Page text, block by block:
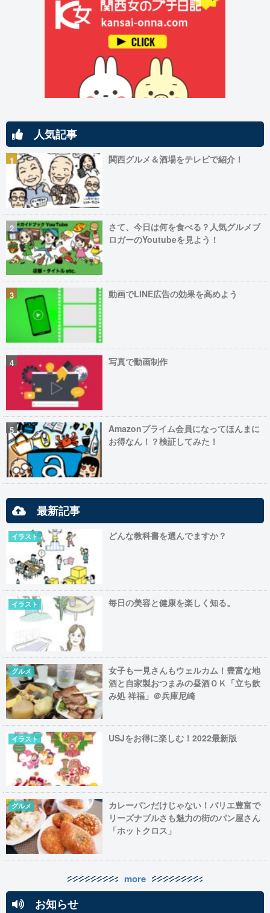
人気記事
関西グルメ＆酒場をテレビで紹介！
さて、今日は何を食べる？人気グルメブ
ロガーのYoutubeを見よう！
動画でLINE広告の効果を高めよう
写真で動画制作
Amazonプライム会員になってほんまに
お得なん！？検証してみた！
最新記事
イラスト どんな教科書を選んでますか？
イラスト 毎日の美容と健康を楽しく知る。
グルメ
女子も一見さんもウェルカム！豊富な地
酒と自家製おつまみの昼酒ＯＫ「立ち飲
み処 祥福」＠兵庫尼崎
イラスト USJをお得に楽しむ！2022最新版
グルメ
カレーパンだけじゃない！バリエ豊富で
リーズナブルさも魅力の街のパン屋さん
「ホットクロス」
more
お知らせ